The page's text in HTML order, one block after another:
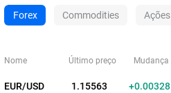
Forex Commodities Ações
Nome Último preço Mudança
EUR/USD 1.15563 +0.00328